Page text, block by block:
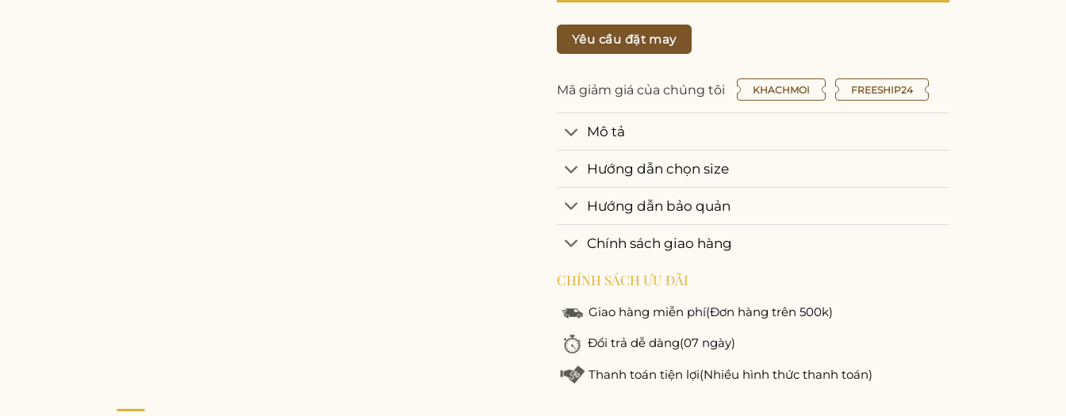
Yêu cầu đặt may
Mã giảm giá của chúng tôi KHACHMOI FREESHIP24
Mô tả
Hướng dẫn chọn size
Hướng dẫn bảo quản
Chính sách giao hàng
CHÍNH SÁCH ƯU ĐÃI
Giao hàng miễn phí(Đơn hàng trên 500k)
Đổi trả dễ dàng(07 ngày)
Thanh toán tiện lợi(Nhiều hình thức thanh toán)